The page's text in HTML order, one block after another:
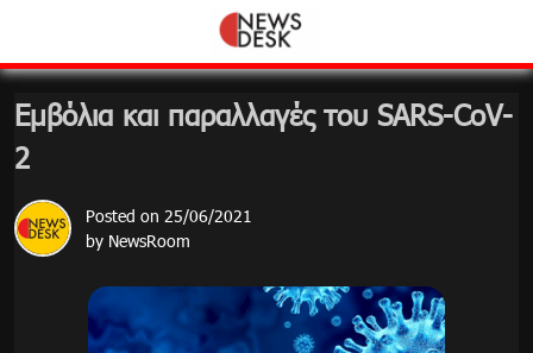
content
Εμβόλια και παραλλαγές του SARS-CoV-
2
Posted on 25/06/2021
by NewsRoom